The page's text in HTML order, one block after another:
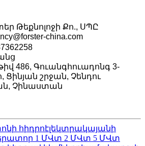
Թեքնոլոջի Քո., ՍՊԸ
china.com
486, Գուանգհուադոնգ 3-
շրջան, Չենդու
Չինաստան
հիդրոէլեկտրակայանի
1 ՄՎտ 2 ՄՎտ 5 ՄՎտ